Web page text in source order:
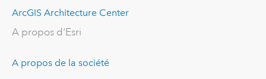
ArcGIS Architecture Center
A propos d'Esri
A propos de la société